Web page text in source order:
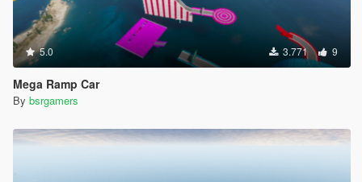
5.0 3.771 9
Mega Ramp Car
By bsrgamers